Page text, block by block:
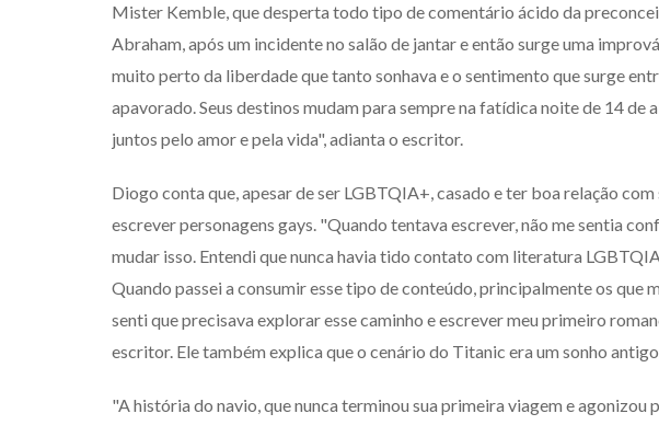
Mister Kemble, que desperta todo tipo de comentário ácido da
Abraham, após um incidente no salão de jantar e então surge uma
muito perto da liberdade que tanto sonhava e o sentimento que surge
apavorado. Seus destinos mudam para sempre na fatídica noite de 14 de
juntos pelo amor e pela vida", adianta o escritor.
Diogo conta que, apesar de ser LGBTQIA+, casado e ter boa relação
escrever personagens gays. "Quando tentava escrever, não me sentia
mudar isso. Entendi que nunca havia tido contato com literatura
Quando passei a consumir esse tipo de conteúdo, principalmente os que
senti que precisava explorar esse caminho e escrever meu primeiro
escritor. Ele também explica que o cenário do Titanic era um sonho
"A história do navio, que nunca terminou sua primeira viagem e agonizou